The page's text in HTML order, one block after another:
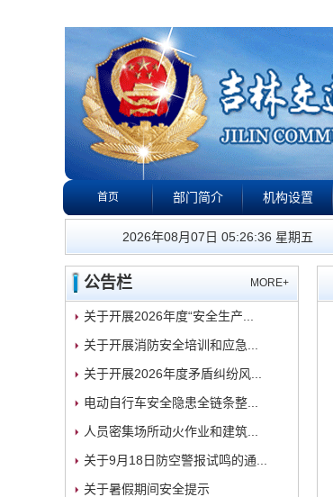
首页 部门简介 机构设置
公告栏 政策法规 下载专区
2026年08月07日 05:26:36 星期五
公告栏 MORE+
关于开展2026年度“安全生产...
关于开展消防安全培训和应急...
关于开展2026年度矛盾纠纷风...
电动自行车安全隐患全链条整...
人员密集场所动火作业和建筑...
关于9月18日防空警报试鸣的通...
关于暑假期间安全提示